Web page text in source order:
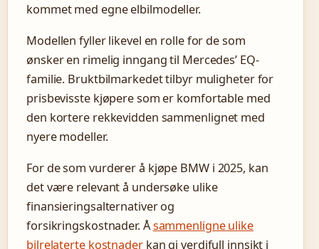
kommet med egne elbilmodeller.
Modellen fyller likevel en rolle for de som
ønsker en rimelig inngang til Mercedes’ EQ-
familie. Bruktbilmarkedet tilbyr muligheter for
prisbevisste kjøpere som er komfortable med
den kortere rekkevidden sammenlignet med
nyere modeller.
For de som vurderer å kjøpe BMW i 2025, kan
det være relevant å undersøke ulike
finansieringsalternativer og
forsikringskostnader. Åsammenligne ulike
bilrelaterte kostnaderkan gi verdifull innsikt i